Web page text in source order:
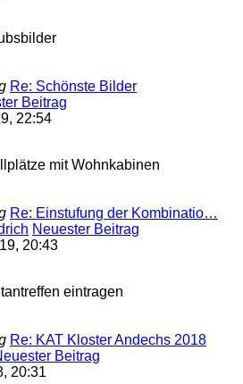
Re: Schönste Bilder
Beitrag
22:54
mit Wohnkabinen
Re: Einstufung der Kombinatio…
Neuester Beitrag
20:43
eintragen
Re: KAT Kloster Andechs 2018
Beitrag
20:31